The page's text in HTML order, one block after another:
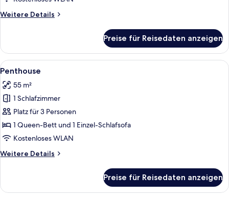
Weitere Details
Weitere
Suite
Preise für Reisedaten anzeigen
Alle
Fotos
für
Penthouse
anzeigen
Ein Zimmer mit kariertem Boden,
9
Penthouse
55 m²
1 Schlafzimmer
Platz für 3 Personen
1 Queen-Bett und 1 Einzel-Schlafsofa
Kostenloses WLAN
Weitere Details
Weitere
Preise für Reisedaten anzeigen